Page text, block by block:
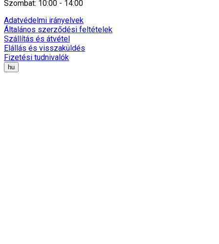
Szombat: 10:00 - 14:00
Adatvédelmi irányelvek
Általános szerződési feltételek
Szállítás és átvétel
Elállás és visszaküldés
Fizetési tudnivalók
hu